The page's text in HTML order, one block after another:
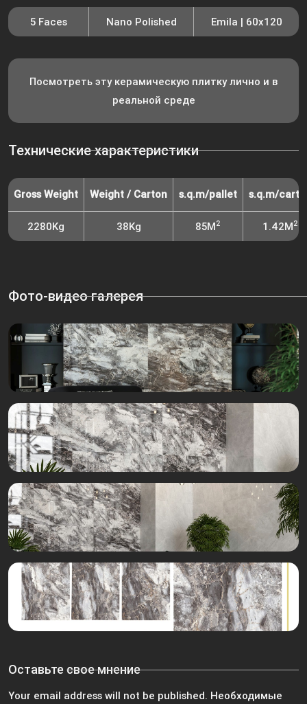
5 Faces Nano Polished Emila | 60x120
Посмотреть эту керамическую плитку лично и в
реальной среде
Технические характеристики
Gross Weight Weight / Carton s.q.m/pallet s.q.m/
2280Kg 38Kg 85M2 1.42M2
Фото-видео галерея
Оставьте свое мнение
Your email address will not be published. Необходимые